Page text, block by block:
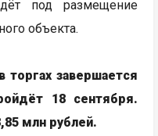
под размещение
объекта.
торгах завершается
18 сентября.
млн рублей.